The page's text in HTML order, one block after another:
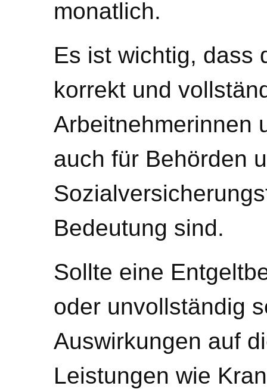
monatlich.
Es ist wichtig, dass
korrekt und
Arbeitnehmerinnen
auch für Behörden
Bedeutung sind.
Sollte eine
oder unvollständig
Auswirkungen auf
Leistungen wie